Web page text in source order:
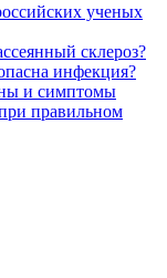
ученых
склероз?
инфекция?
и симптомы
правильном